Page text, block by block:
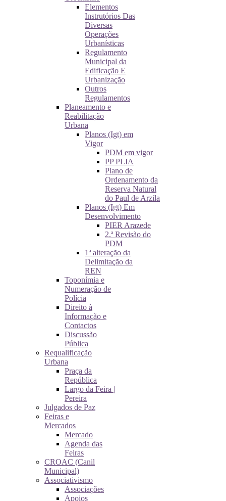
Elementos
Instrutórios Das
Diversas
Operações
Urbanísticas
Regulamento
Municipal da
Edificação E
Urbanização
Outros
Regulamentos
Planeamento e
Reabilitação
Urbana
Planos (Igt) em
Vigor
PDM em vigor
PP PLIA
Plano de
Ordenamento da
Reserva Natural
do Paul de Arzila
Planos (Igt) Em
Desenvolvimento
PIER Arazede
2.ª Revisão do
PDM
1ª alteração da
Delimitação da
REN
Toponímia e
Numeração de
Polícia
Direito à
Informação e
Contactos
Discussão
Pública
Requalificação
Urbana
Praça da
República
Largo da Feira |
Pereira
Julgados de Paz
Feiras e
Mercados
Mercado
Agenda das
Feiras
CROAC (Canil
Municipal)
Associativismo
Associações
Apoios